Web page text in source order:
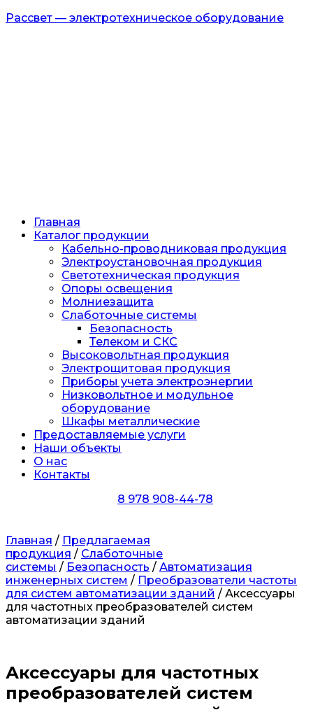
Рассвет — электротехническое оборудование
Главная
Каталог продукции
Кабельно-проводниковая продукция
Электроустановочная продукция
Светотехническая продукция
Опоры освещения
Молниезащита
Слаботочные системы
Безопасность
Телеком и СКС
Высоковольтная продукция
Электрощитовая продукция
Приборы учета электроэнергии
Низковольтное и модульное
оборудование
Шкафы металлические
Предоставляемые услуги
Наши объекты
О нас
Контакты
8 978 908-44-78
Главная / Предлагаемая
продукция / Слаботочные
системы / Безопасность / Автоматизация
инженерных систем / Преобразователи частоты
для систем автоматизации зданий / Аксессуары
для частотных преобразователей систем
автоматизации зданий
Аксессуары для частотных
преобразователей систем